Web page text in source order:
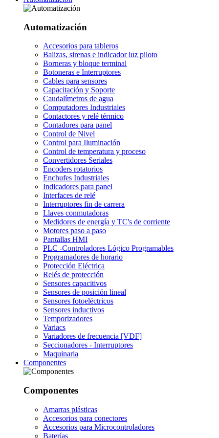
Automatización
Accesorios para tableros
Balizas, sirenas e indicador luz piloto
Borneras y bloque terminal
Botoneras e Interruptores
Cables para sensores
Capacitación y Soporte
Caudalímetros de agua
Computadores Industriales
Contactores y relé térmico
Contadores para panel
Control de Nivel
Control para Iluminación
Control de temperatura y proceso
Convertidores Seriales
Encoders rotatorios
Enchufes Industriales
Indicadores para panel
Interfaces de relé
Interruptores fin de carrera
Llaves conmutadoras
Medidores de energía y TC's de corriente
Motores paso a paso
Pantallas HMI
PLC -Controladores Lógico Programables
Programadores de horario
Protección Eléctrica
Relés de protección
Sensores capacitivos
Sensores de posición lineal
Sensores fotoeléctricos
Sensores inductivos
Temporizadores
Variacs
Variadores de frecuencia [VDF]
Seccionadores - Interruptores
Maquinaria
Componentes
Componentes
Amarras plásticas
Accesorios para conectores
Accesorios para Microcontroladores
Baterías